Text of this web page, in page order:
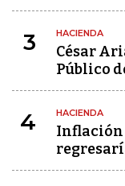
3 HACIENDA
César
Público
4 HACIENDA
Inflación